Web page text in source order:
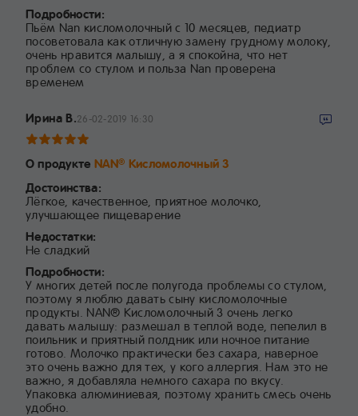
Подробности:
Пьём Nan кисломолочный с 10 месяцев, педиатр
посоветовала как отличную замену грудному молоку,
очень нравится малышу, а я спокойна, что нет
проблем со стулом и польза Nan проверена
временем
Ирина В.26-02-2019 16:30
О продукте NAN® Кисломолочный 3
Достоинства:
Лёгкое, качественное, приятное молочко,
улучшающее пищеварение
Недостатки:
Не сладкий
Подробности:
У многих детей после полугода проблемы со стулом,
поэтому я люблю давать сыну кисломолочные
продукты. NAN® Кисломолочный 3 очень легко
давать малышу: размешал в теплой воде, пепелил в
поильник и приятный полдник или ночное питание
готово. Молочко практически без сахара, наверное
это очень важно для тех, у кого аллергия. Нам это не
важно, я добавляла немного сахара по вкусу.
Упаковка алюминиевая, поэтому хранить смесь очень
удобно.